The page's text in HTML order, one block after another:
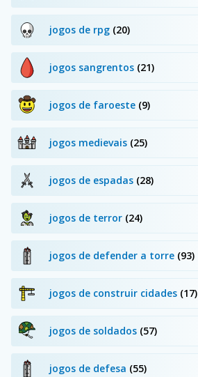
jogos de rpg (20)
jogos sangrentos (21)
jogos de faroeste (9)
jogos medievais (25)
jogos de espadas (28)
jogos de terror (24)
jogos de defender a torre (93)
jogos de construir cidades (17)
jogos de soldados (57)
jogos de defesa (55)